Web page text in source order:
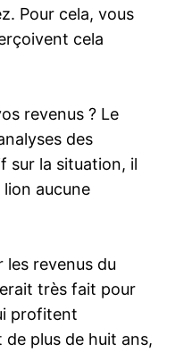
Pour cela, vous
cela
revenus ? Le
des
sur la situation, il
aucune
les revenus du
très fait pour
profitent
plus de huit ans,